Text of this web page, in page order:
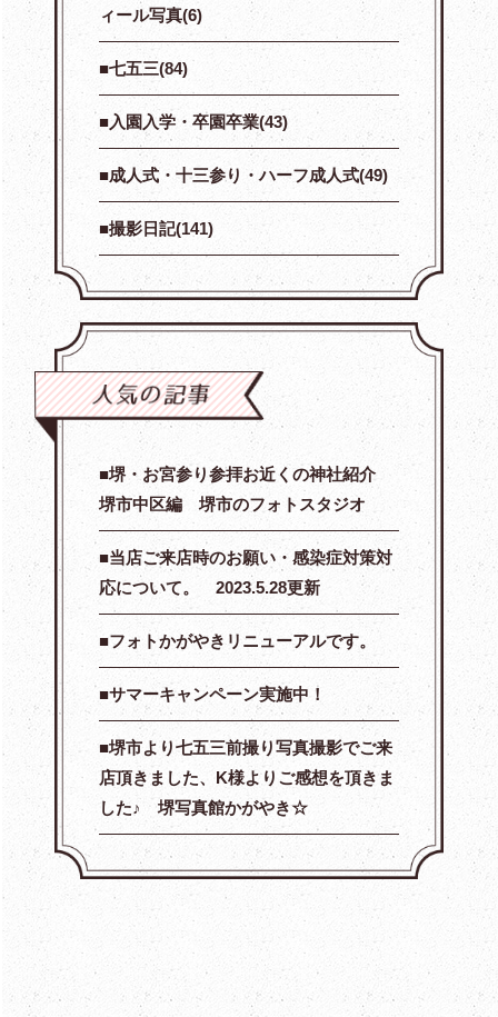
ィール写真(6)
七五三(84)
入園入学・卒園卒業(43)
成人式・十三参り・ハーフ成人式(49)
撮影日記(141)
堺・お宮参り参拝お近くの神社紹介
堺市中区編 堺市のフォトスタジオ
当店ご来店時のお願い・感染症対策対
応について。 2023.5.28更新
フォトかがやきリニューアルです。
サマーキャンペーン実施中！
堺市より七五三前撮り写真撮影でご来
店頂きました、K様よりご感想を頂きま
した♪ 堺写真館かがやき☆